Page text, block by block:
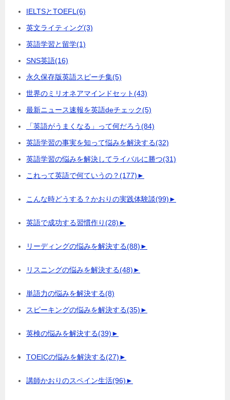
IELTSとTOEFL(6)
英文ライティング(3)
英語学習と留学(1)
SNS英語(16)
永久保存版英語スピーチ集(5)
世界のミリオネアマインドセット(43)
最新ニュース速報を英語deチェック(5)
「英語がうまくなる」って何だろう(84)
英語学習の事実を知って悩みを解決する(32)
英語学習の悩みを解決してライバルに勝つ(31)
これって英語で何ていうの？(177)►
こんな時どうする？かおりの実践体験談(99)►
英語で成功する習慣作り(28)►
リーディングの悩みを解決する(88)►
リスニングの悩みを解決する(48)►
単語力の悩みを解決する(8)
スピーキングの悩みを解決する(35)►
英検の悩みを解決する(39)►
TOEICの悩みを解決する(27)►
講師かおりのスペイン生活(96)►